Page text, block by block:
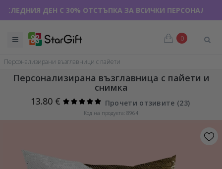
ДЕН С 30% ОТСТЪПКА ЗА ВСИЧКИ ПЕРСОНАЛИЗИРАНИ
ЛЯТНА РАЗПРОДАЖБА 🌴 ДО -40% ОТСТЪПКА ЗА НАД
0
Персонализирани възглавници с пайети
Персонализирана възглавница с пайети и
снимка
13.80 €
Прочети отзивите (23)
Код на продукта: 8964